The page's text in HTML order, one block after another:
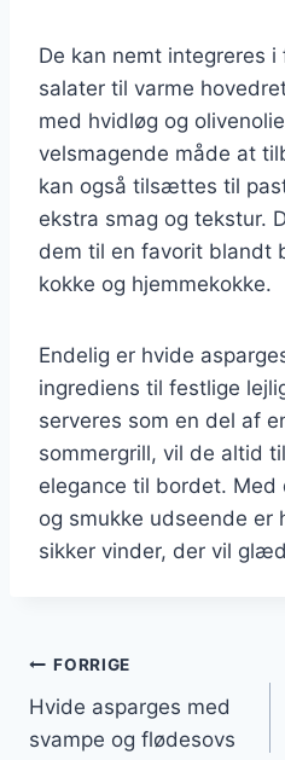
De kan nemt integreres
salater til varme
med hvidløg og
velsmagende måde at
kan også tilsættes til
ekstra smag og tekstur.
dem til en favorit blandt
kokke og hjemmekokke.
Endelig er hvide
ingrediens til festlige
serveres som en del af
sommergrill, vil de altid
elegance til bordet. Med
og smukke udseende er
sikker vinder, der vil
FORRIGE
Hvide asparges med
svampe og flødesovs